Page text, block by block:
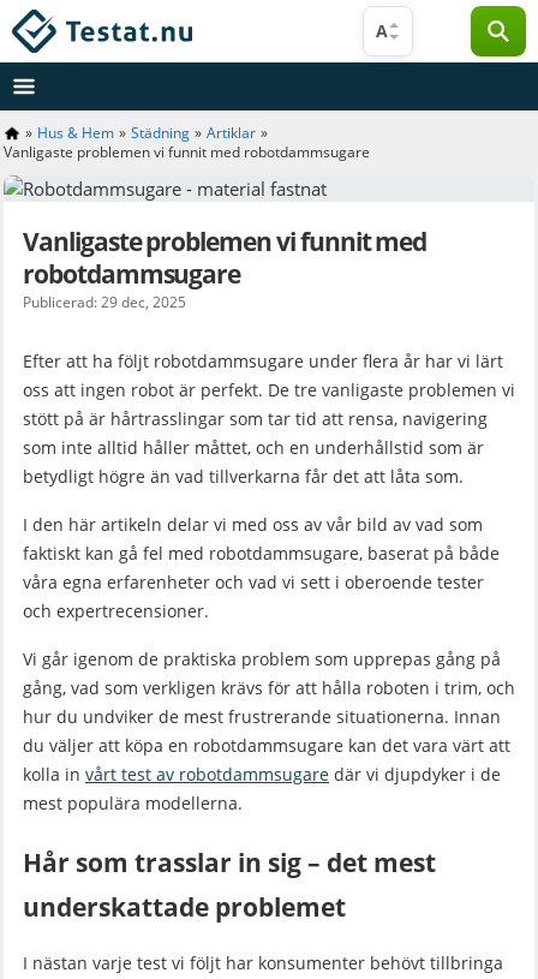
Hoppa
till
innehåll
A
» Hus & Hem » Städning » Artiklar »
Vanligaste problemen vi funnit med robotdammsugare
Vanligaste problemen vi funnit med
robotdammsugare
Publicerad: 29 dec, 2025
Efter att ha följt robotdammsugare under flera år har vi lärt
oss att ingen robot är perfekt. De tre vanligaste problemen vi
stött på är hårtrasslingar som tar tid att rensa, navigering
som inte alltid håller måttet, och en underhållstid som är
betydligt högre än vad tillverkarna får det att låta som.
I den här artikeln delar vi med oss av vår bild av vad som
faktiskt kan gå fel med robotdammsugare, baserat på både
våra egna erfarenheter och vad vi sett i oberoende tester
och expertrecensioner.
Vi går igenom de praktiska problem som upprepas gång på
gång, vad som verkligen krävs för att hålla roboten i trim, och
hur du undviker de mest frustrerande situationerna. Innan
du väljer att köpa en robotdammsugare kan det vara värt att
kolla in vårt test av robotdammsugare där vi djupdyker i de
mest populära modellerna.
Hår som trasslar in sig – det mest
underskattade problemet
I nästan varje test vi följt har konsumenter behövt tillbringa